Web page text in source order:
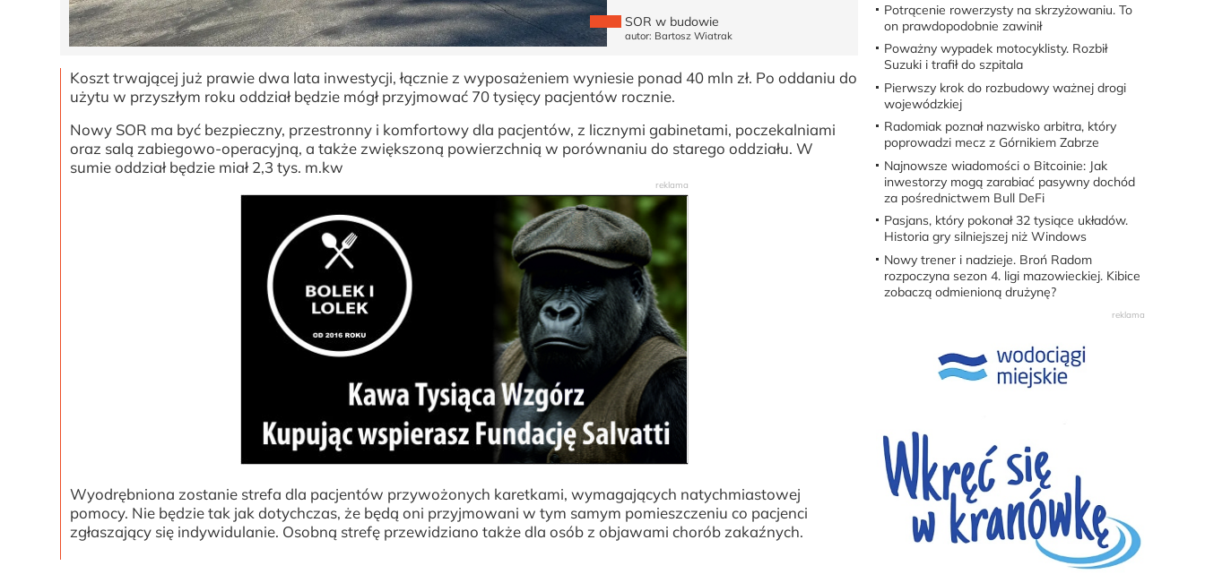
SOR w budowie
autor: Bartosz Wiatrak
Koszt trwającej już prawie dwa lata inwestycji, łącznie z wyposażeniem wyniesie ponad 40 mln zł. Po oddaniu do
użytu w przyszłym roku oddział będzie mógł przyjmować 70 tysięcy pacjentów rocznie.
Nowy SOR ma być bezpieczny, przestronny i komfortowy dla pacjentów, z licznymi gabinetami, poczekalniami
oraz salą zabiegowo-operacyjną, a także zwiększoną powierzchnią w porównaniu do starego oddziału. W
sumie oddział będzie miał 2,3 tys. m.kw
Wyodrębniona zostanie strefa dla pacjentów przywożonych karetkami, wymagających natychmiastowej
pomocy. Nie będzie tak jak dotychczas, że będą oni przyjmowani w tym samym pomieszczeniu co pacjenci
zgłaszający się indywidulanie. Osobną strefę przewidziano także dla osób z objawami chorób zakaźnych.
Potrącenie rowerzysty na skrzyżowaniu. To
on prawdopodobnie zawinił
Poważny wypadek motocyklisty. Rozbił
Suzuki i trafił do szpitala
Pierwszy krok do rozbudowy ważnej drogi
wojewódzkiej
Radomiak poznał nazwisko arbitra, który
poprowadzi mecz z Górnikiem Zabrze
Najnowsze wiadomości o Bitcoinie: Jak
inwestorzy mogą zarabiać pasywny dochód
za pośrednictwem Bull DeFi
Pasjans, który pokonał 32 tysiące układów.
Historia gry silniejszej niż Windows
Nowy trener i nadzieje. Broń Radom
rozpoczyna sezon 4. ligi mazowieckiej. Kibice
zobaczą odmienioną drużynę?